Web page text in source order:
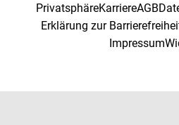
PrivatsphäreKarriereAGB
Erklärung zur
Impressum